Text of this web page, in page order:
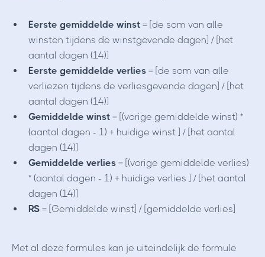
Eerste gemiddelde winst = [de som van alle
winsten tijdens de winstgevende dagen] / [het
aantal dagen (14)]
Eerste gemiddelde verlies = [de som van alle
verliezen tijdens de verliesgevende dagen] / [het
aantal dagen (14)]
Gemiddelde winst = [(vorige gemiddelde winst) *
(aantal dagen - 1) + huidige winst ] / [het aantal
dagen (14)]
Gemiddelde verlies = [(vorige gemiddelde verlies)
* (aantal dagen - 1) + huidige verlies ] / [het aantal
dagen (14)]
RS = [Gemiddelde winst] / [gemiddelde verlies]
Met al deze formules kan je uiteindelijk de formule